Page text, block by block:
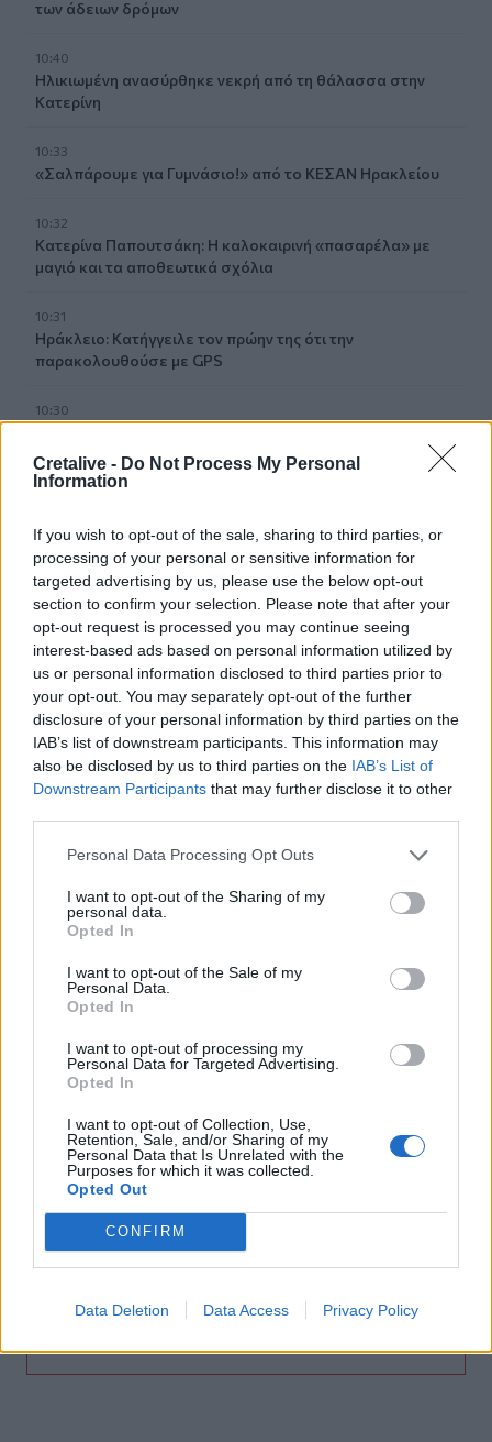
Cretalive - Do Not Process My Personal
Information
If you wish to opt-out of the sale, sharing to third parties, or
processing of your personal or sensitive information for
targeted advertising by us, please use the below opt-out
section to confirm your selection. Please note that after your
opt-out request is processed you may continue seeing
interest-based ads based on personal information utilized by
us or personal information disclosed to third parties prior to
your opt-out. You may separately opt-out of the further
disclosure of your personal information by third parties on the
IAB’s list of downstream participants. This information may
also be disclosed by us to third parties on the IAB’s List of
Downstream Participants that may further disclose it to other
Personal Data Processing Opt Outs
I want to opt-out of the Sharing of my
personal data.
Opted In
I want to opt-out of the Sale of my
Personal Data.
Opted In
I want to opt-out of processing my
Personal Data for Targeted Advertising.
Opted In
I want to opt-out of Collection, Use,
Retention, Sale, and/or Sharing of my
Personal Data that Is Unrelated with the
Purposes for which it was collected.
Opted Out
CONFIRM
Data Deletion Data Access Privacy Policy
των άδειων δρόμων
10:40
Ηλικιωμένη ανασύρθηκε νεκρή από τη θάλασσα στην
Κατερίνη
10:33
«Σαλπάρουμε για Γυμνάσιο!» από το ΚΕΣΑΝ Ηρακλείου
10:32
Κατερίνα Παπουτσάκη: Η καλοκαιρινή «πασαρέλα» με
μαγιό και τα αποθεωτικά σχόλια
10:31
Ηράκλειο: Κατήγγειλε τον πρώην της ότι την
παρακολουθούσε με GPS
10:30
τμήματος Νεάπολη - Άγιος Νικόλαος
Καρυστιανού για τις αποχωρήσεις: «Δεν μπορώ να δεχθώ
εκβιασμούς - Δεν ήταν όλοι καλοπροαίρετοι»
10:22
ΠΟΓΕΔΥ: Απάντηση στις επικρίσεις για το Antinero – «Η
πρόληψη δεν καταργεί τον κίνδυνο πυρκαγιάς»
Νεκρός 72χρονος Σουηδός σε παραλία της Ρόδου
10:17
Από την κοινωνική εκδήλωση στο νοσοκομείο ανήλικος
ΚΕΠ - Προειδοποίηση από τον Δήμο Μαλεβιζίου
Eurobank: Νέα αγορά 1,1 εκατ. ιδίων μετοχών - Στα €4,92
εκατ. το κόστος
Εξοικονομώ - Επιχειρώ: Παράταση έως τις 30 Νοεμβρίου
για περισσότερες από 400 επιχειρήσεις
09:54
Τα ξημερώματα της Πέμπτης κοίτα στον ουρανό - Έρχεται
η βροχή των Περσείδων
Νίκος Καλογερόπουλος (1952-2026): O αντισυμβατικός
«ιππέας της Πύλου»